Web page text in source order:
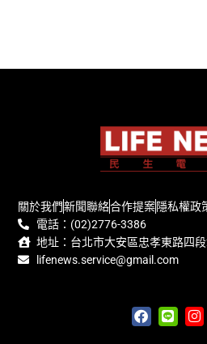
關於我們新聞聯絡合作提案隱私權政
電話：(02)2776-3386
地址：台北市大安區忠孝東路四
lifenews.service@gmail.com